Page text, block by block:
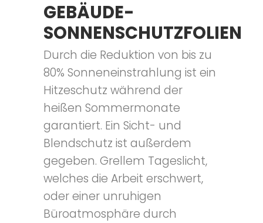
GEBÄUDE-
SONNENSCHUTZFOLIEN
Durch die Reduktion von bis zu
80% Sonneneinstrahlung ist ein
Hitzeschutz während der
heißen Sommermonate
garantiert. Ein Sicht- und
Blendschutz ist außerdem
gegeben. Grellem Tageslicht,
welches die Arbeit erschwert,
oder einer unruhigen
Büroatmosphäre durch